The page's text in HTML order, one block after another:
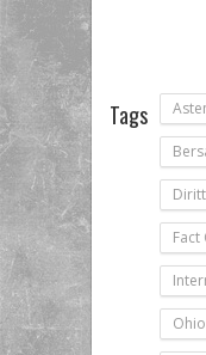
Tags
Fact